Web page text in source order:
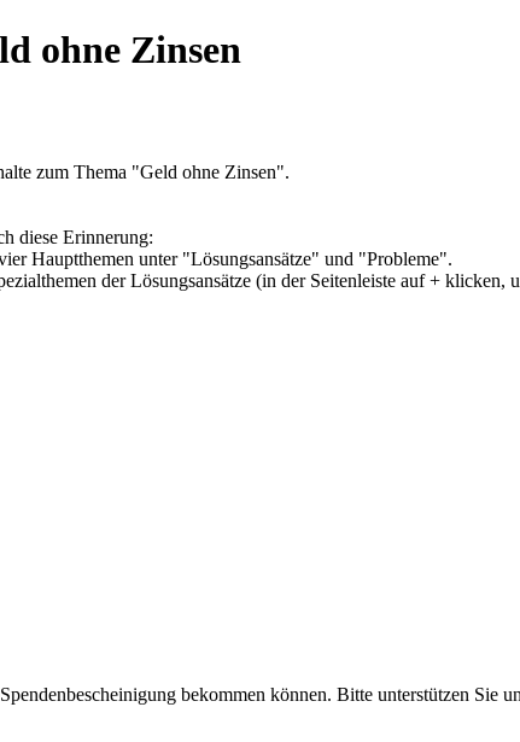
ohne Zinsen
zum Thema "Geld ohne Zinsen".
diese Erinnerung:
Hauptthemen unter "Lösungsansätze" und "Probleme".
der Lösungsansätze (in der Seitenleiste auf +
bekommen können. Bitte unterstützen Sie